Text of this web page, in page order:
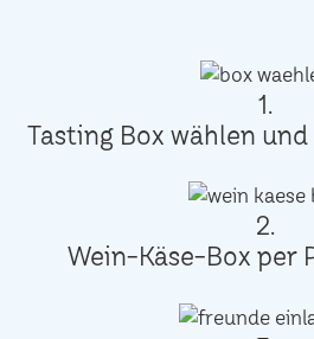
1.
Tasting Box wählen
2.
Wein-Käse-Box per